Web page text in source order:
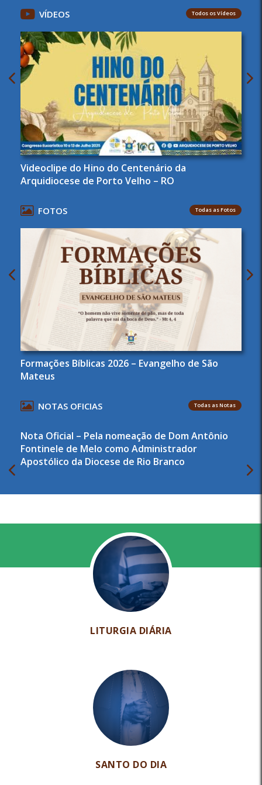
VÍDEOS Todos os Vídeos
Videoclipe do Hino do Centenário da
Arquidiocese de Porto Velho – RO
FOTOS Todas as Fotos
Formações Bíblicas 2026 – Evangelho de São
Mateus
NOTAS OFICIAS Todas as Notas
Nota Oficial – Pela nomeação de Dom Antônio
Fontinele de Melo como Administrador
Apostólico da Diocese de Rio Branco
LITURGIA DIÁRIA
SANTO DO DIA